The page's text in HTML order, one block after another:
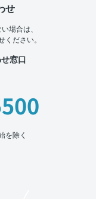
せ
場合は、
ださい。
窓口
を除く